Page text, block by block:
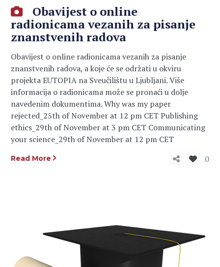
Obavijest o online
radionicama vezanih za pisanje
znanstvenih radova
Obavijest o online radionicama vezanih za pisanje
znanstvenih radova, a koje će se održati u okviru
projekta EUTOPIA na Sveučilištu u Ljubljani. Više
informacija o radionicama može se pronaći u dolje
navedenim dokumentima. Why was my paper
rejected_25th of November at 12 pm CET Publishing
ethics_29th of November at 3 pm CET Communicating
your science_29th of November at 12 pm CET
Read More 0